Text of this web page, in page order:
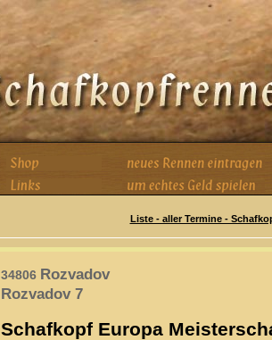
Liste - aller Termine -
34806 Rozvadov
Rozvadov 7
Schafkopf Europa